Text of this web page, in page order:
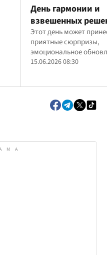
День гармонии и
взвешенных
карта таро на 15
Этот день может
приятные сюрпризы,
эмоциональное
новые идеи, которые
15.06.2026 08:30